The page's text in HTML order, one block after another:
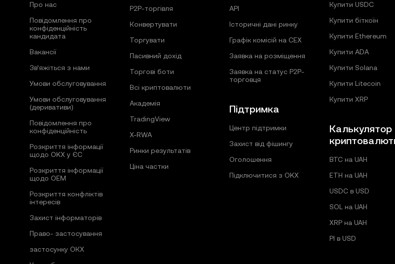
Про нас
Повідомлення про
конфіденційність
кандидата
Вакансії
Зв’яжіться з нами
Умови обслуговування
Умови обслуговування
(деривативи)
Повідомлення про
конфіденційність
Розкриття інформації
щодо OKX у ЄС
Розкриття інформації
щодо OEM
Розкриття конфліктів
інтересів
Захист інформаторів
Право- застосування
застосунку ОКХ
P2P-торгівля
Конвертувати
Торгувати
Пасивний дохід
Торгові боти
Всі криптовалюти
Академія
TradingView
X-RWA
Ринки результатів
Ціна частки
API
Історичні дані ринку
Графік комісій на CEX
Заявка на розміщення
Заявка на статус P2P-
торговця
Підтримка
Центр підтримки
Захист від фішингу
Оголошення
Підключитися з OKX
Купити USDC
Купити біткоїн
Купити Ethereum
Купити ADA
Купити Solana
Купити Litecoin
Купити XRP
Калькулятор
BTC на UAH
ETH на UAH
USDC в USD
SOL на UAH
XRP на UAH
PI в USD